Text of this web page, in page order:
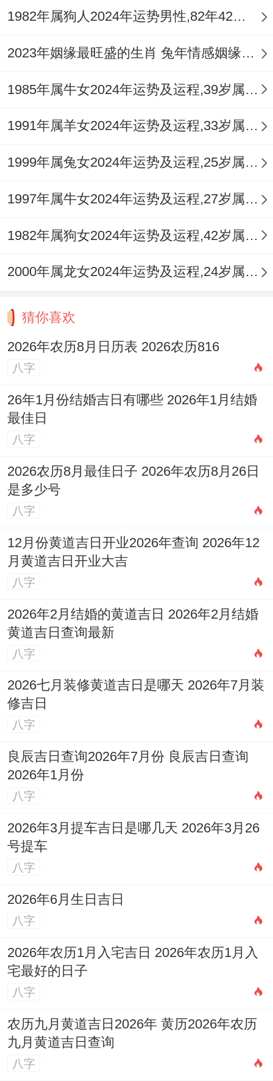
向.
1982年属狗人2024年运势男性,82年42岁属狗男2024年每月运程怎么样
2023年姻缘最旺盛的生肖 兔年情感姻缘运比较旺的属相
1985年属牛女2024年运势及运程,39岁属牛人2024全年每月运势女性如何
1991年属羊女2024年运势及运程,33岁属羊人2024全年每月运势女性如何
1999年属兔女2024年运势及运程,25岁属兔人2024全年每月运势女性如何
1997年属牛女2024年运势及运程,27岁属牛人2024全年每月运势女性如何
1982年属狗女2024年运势及运程,42岁属狗人2024全年每月运势女性如何
2000年属龙女2024年运势及运程,24岁属龙人2024全年每月运势女性如何
猜你喜欢
2026年农历8月日历表 2026农历816
八字
26年1月份结婚吉日有哪些 2026年1月结婚
最佳日
八字
2026农历8月最佳日子 2026年农历8月26日
是多少号
八字
12月份黄道吉日开业2026年查询 2026年12
月黄道吉日开业大吉
八字
2026年2月结婚的黄道吉日 2026年2月结婚
黄道吉日查询最新
八字
2026七月装修黄道吉日是哪天 2026年7月装
修吉日
八字
良辰吉日查询2026年7月份 良辰吉日查询
2026年1月份
八字
2026年3月提车吉日是哪几天 2026年3月26
号提车
八字
2026年6月生日吉日
八字
2026年农历1月入宅吉日 2026年农历1月入
宅最好的日子
八字
农历九月黄道吉日2026年 黄历2026年农历
九月黄道吉日查询
八字